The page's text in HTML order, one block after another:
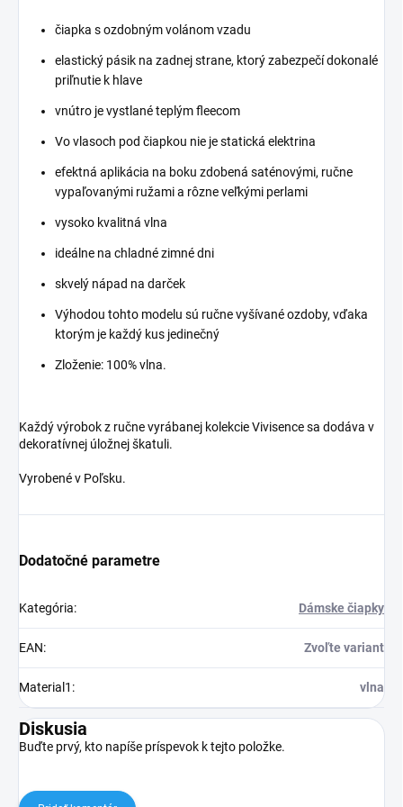
čiapka s ozdobným volánom vzadu
elastický pásik na zadnej strane, ktorý zabezpečí dokonalé
priľnutie k hlave
vnútro je vystlané teplým fleecom
Vo vlasoch pod čiapkou nie je statická elektrina
efektná aplikácia na boku zdobená saténovými, ručne
vypaľovanými ružami a rôzne veľkými perlami
vysoko kvalitná vlna
ideálne na chladné zimné dni
skvelý nápad na darček
Výhodou tohto modelu sú ručne vyšívané ozdoby, vďaka
ktorým je každý kus jedinečný
Zloženie: 100% vlna.
Každý výrobok z ručne vyrábanej kolekcie Vivisence sa dodáva v
dekoratívnej úložnej škatuli.
Vyrobené v Poľsku.
Dodatočné parametre
Kategória: Dámske čiapky
EAN: Zvoľte variant
Material1 : vlna
Diskusia
Buďte prvý, kto napíše príspevok k tejto položke.